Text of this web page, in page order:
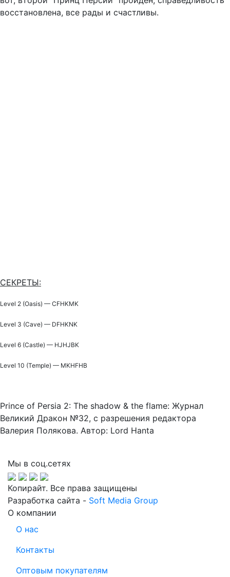
восстановлена, все рады и счастливы.
СЕКРЕТЫ:
Level 2 (Oasis) — CFHKMK
Level 3 (Cave) — DFHKNK
Level 6 (Castle) — HJHJBK
Level 10 (Temple) — MKHFHB
Prince of Persia 2: The shadow & the flame: Журнал
Великий Дракон №32, с разрешения редактора
Валерия Полякова. Автор: Lord Hanta
Мы в соц.сетях
Копирайт. Все права защищены
Разработка сайта - Soft Media Group
О компании
О нас
Контакты
Оптовым покупателям